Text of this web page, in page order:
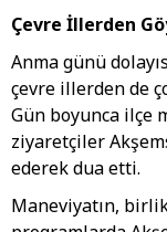
Çevre İllerden
Anma günü
çevre illerden de
Gün boyunca ilçe
ziyaretçiler
ederek dua etti.
Maneviyatın,